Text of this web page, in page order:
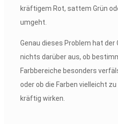
kräftigem Rot, sattem Grün
umgeht.
Genau dieses Problem hat der
nichts darüber aus, ob
Farbbereiche besonders
oder ob die Farben vielleicht
kräftig wirken.